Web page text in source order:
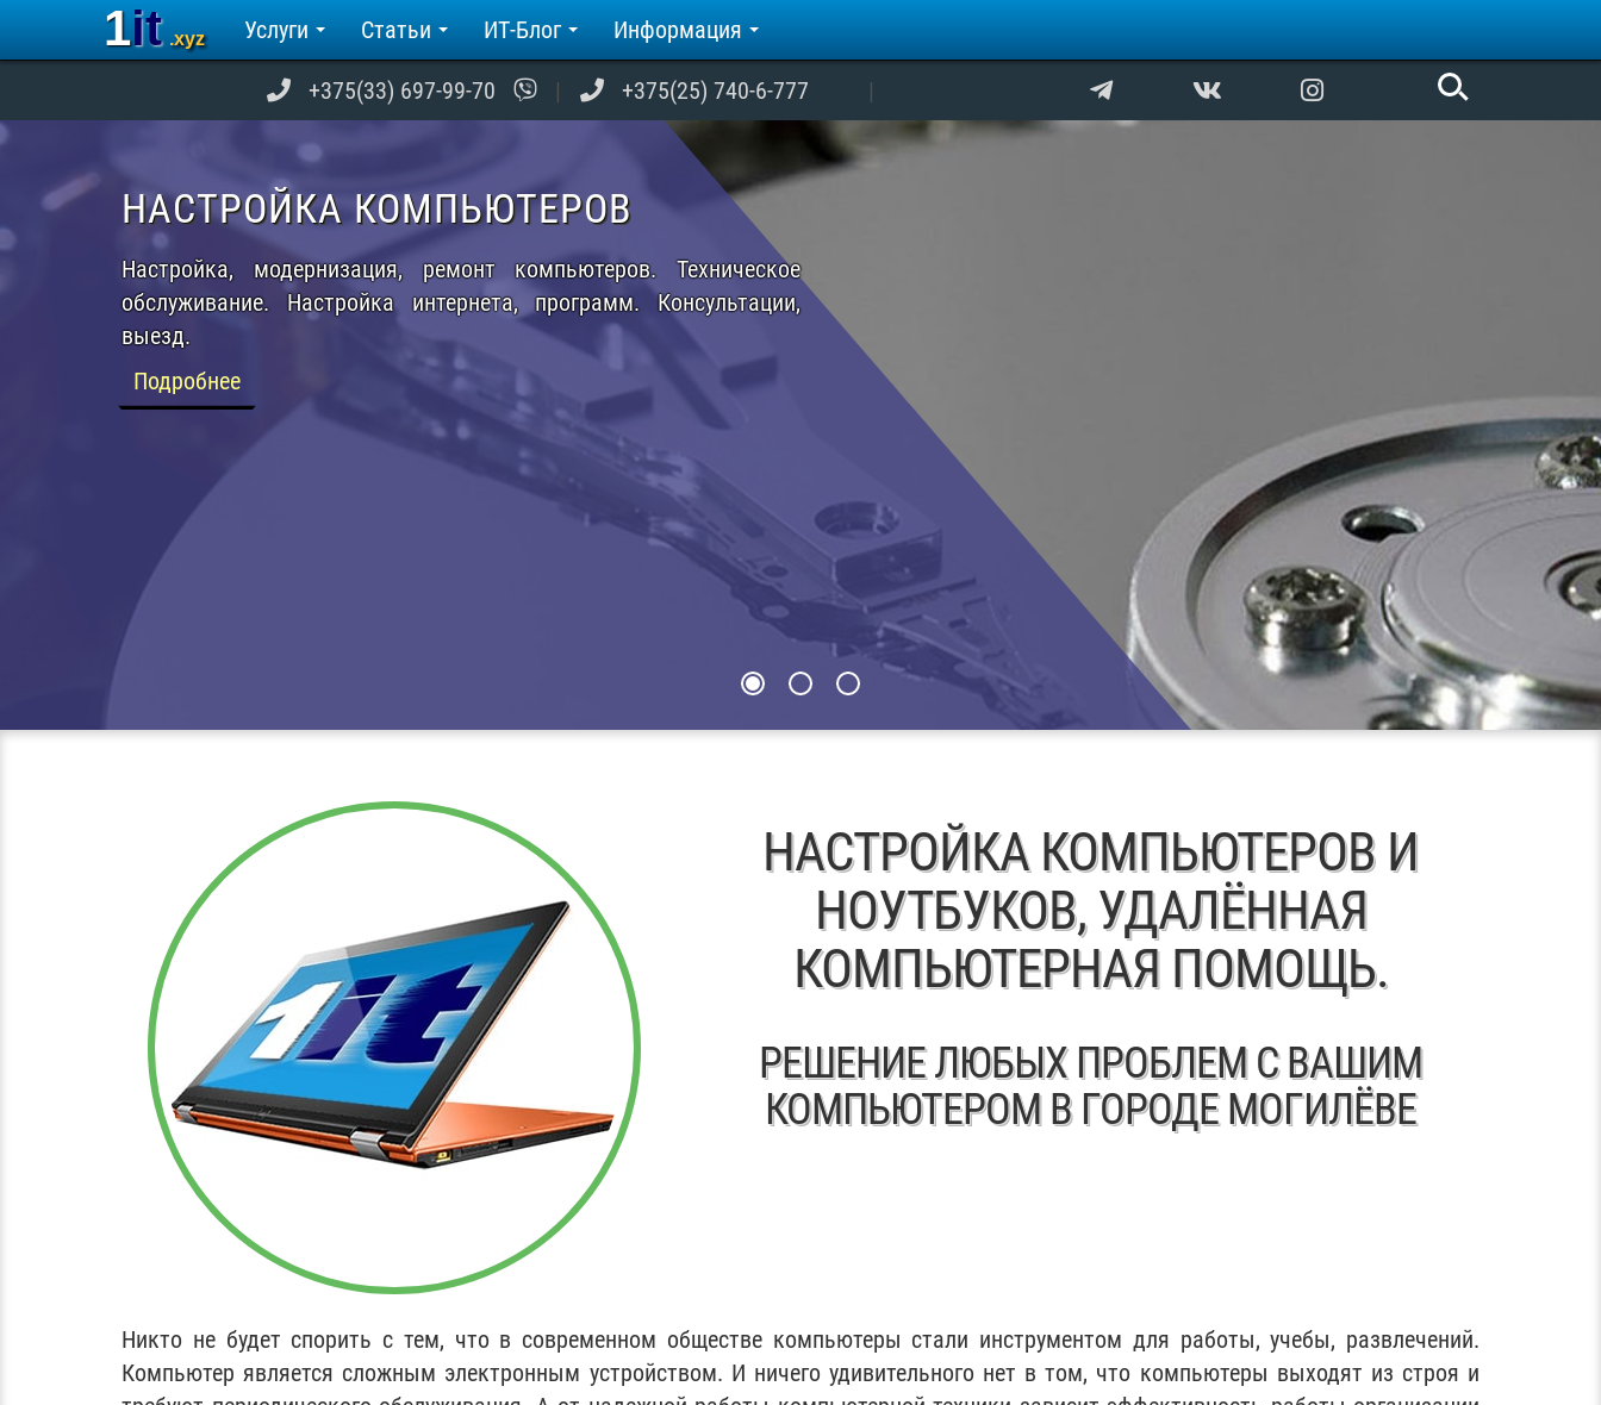
+375(33) 697-99-70 +375(25) 740-6-777
1it .xyz Услуги Статьи ИТ-Блог Информация
WEB - РАЗРАБОТКА И
СОПРОВОЖДЕНИЕ
Создание сайтов и интернет-магазинов по вменяемым тарифам!
Комплексная поддержка, сопровождение и доработки интернет-
сайтов. Аудит, оптимизация, продвижение.
Подробнее
НАСТРОЙКА КОМПЬЮТЕРОВ И
НОУТБУКОВ, УДАЛЁННАЯ
КОМПЬЮТЕРНАЯ ПОМОЩЬ.
РЕШЕНИЕ ЛЮБЫХ ПРОБЛЕМ С ВАШИМ
КОМПЬЮТЕРОМ В ГОРОДЕ МОГИЛЁВЕ
Никто не будет спорить с тем, что в современном обществе компьютеры стали инструментом для работы, учебы, развлечений.
Компьютер является сложным электронным устройством. И ничего удивительного нет в том, что компьютеры выходят из строя и